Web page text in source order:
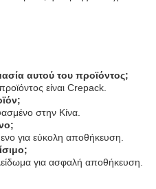
αυτού του προϊόντος;
είναι Crepack.
στην Κίνα.
για εύκολη αποθήκευση.
για ασφαλή αποθήκευση.